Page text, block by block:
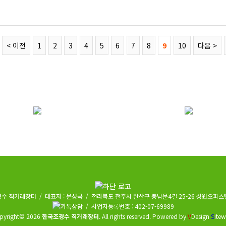
< 이전 1 2 3 4 5 6 7 8 9 10 다음 >
수 직거래장터 / 대표자 : 문성국 / 전라북도 전주시 완산구 풍남문4길 25-26 성원오피스
/ 사업자등록번호 : 402-07-69989
2026 한국조경수 직거래장터. All rights reserved.Powered byVDesign S